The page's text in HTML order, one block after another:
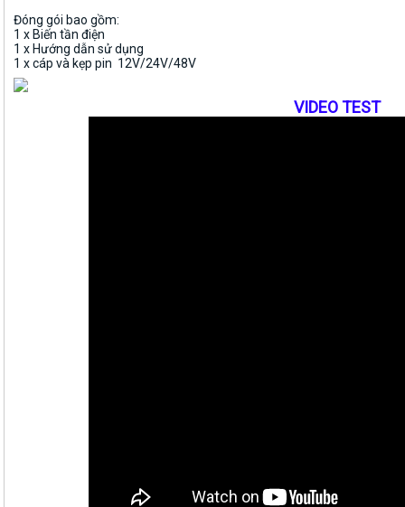
Đóng gói bao gồm:
1 x Biến tần điện
1 x Hướng dẫn sử dụng
1 x cáp và kẹp pin 12V/24V/48V
VIDEO TEST